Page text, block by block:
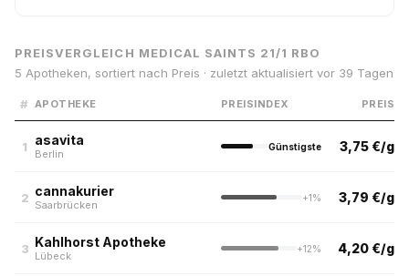
PREISVERGLEICH MEDICAL SAINTS 21/1 RBO
5 Apotheken, sortiert nach Preis · zuletzt aktualisiert vor 39 Tagen
# APOTHEKE PREISINDEX PREIS
1 asavita
Berlin
Günstigste 3,75 €/g
2 cannakurier
Saarbrücken
+1% 3,79 €/g
3 Kahlhorst Apotheke
Lübeck
+12% 4,20 €/g